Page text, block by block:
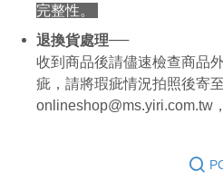
完整性。
退換貨處理──
收到商品後請儘速檢查商品
疵，請將瑕疵情況拍照後寄至
onlineshop@ms.yiri.com.tw